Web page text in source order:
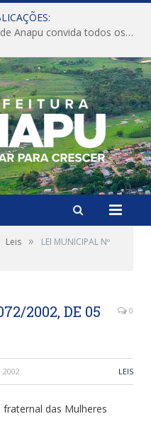
CONVITE A Prefeitura Municipal de Anapu convida todos os servidores públicos municipais para participarem da Audiência Pública de discussão da Lei de Diretrizes Orçamentárias (LDO), importante instrumento de planejamento das ações e investimentos da Administração Pública para o próximo exercício financeiro.
Leis »
LEI MUNICIPAL Nº
2002, DE 05
0
2002 LEIS
das Mulheres